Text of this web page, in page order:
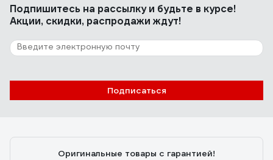
Подпишитесь на рассылкуи будьте в курсе!
Акции, скидки, распродажи ждут!
Подписаться
Оригинальные товары с гарантией!